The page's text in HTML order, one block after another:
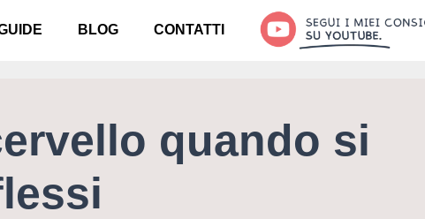
BLOG CONTATTI
quando si